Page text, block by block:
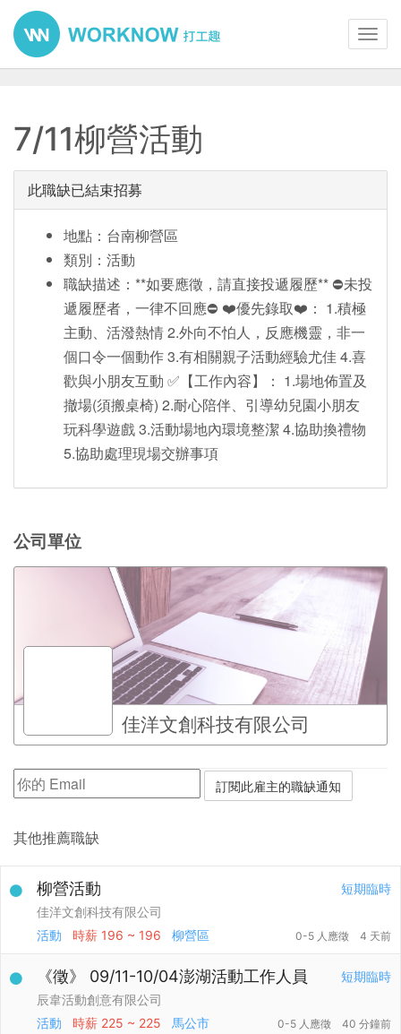
7/11柳營活動
此職缺已結束招募
地點：台南柳營區
類別：活動
職缺描述：**如要應徵，請直接投遞履歷** ⛔未投
遞履歷者，一律不回應⛔ ❤️優先錄取❤️： 1.積極
主動、活潑熱情 2.外向不怕人，反應機靈，非一
個口令一個動作 3.有相關親子活動經驗尤佳 4.喜
歡與小朋友互動 ✅【工作內容】： 1.場地佈置及
撤場(須搬桌椅) 2.耐心陪伴、引導幼兒園小朋友
玩科學遊戲 3.活動場地內環境整潔 4.協助換禮物
5.協助處理現場交辦事項
公司單位
佳洋文創科技有限公司
其他推薦職缺
短期臨時
柳營活動
佳洋文創科技有限公司
活動
時薪 196 ~ 196 柳營區 0-5 人應徵 4 天前
短期臨時
《徵》 09/11-10/04澎湖活動工作人員
辰韋活動創意有限公司
活動
時薪 225 ~ 225 馬公市 0-5 人應徵 40 分鐘前